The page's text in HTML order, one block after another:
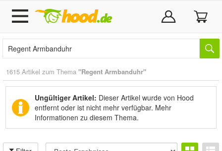
1615 Artikel zum Thema "Regent Armbanduhr"
Ungültiger Artikel: Dieser Artikel wurde von Hood
entfernt oder ist nicht mehr verfügbar. Mehr
Informationen zu diesem Thema.